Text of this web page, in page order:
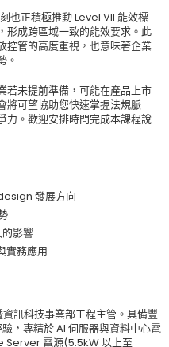
也正積極推動 Level VII 能效標
形成跨區域一致的能效要求。此
控管的高度重視，也意味著企業
。
若未提前準備，可能在產品上市
將可望協助您快速掌握法規脈
力。歡迎安排時間完成本課程說
發展方向
影響
實務應用
訊科技事業部工程主管。具備豐
，專精於 AI 伺服器與資料中心電
Server 電源(5.5kW 以上至